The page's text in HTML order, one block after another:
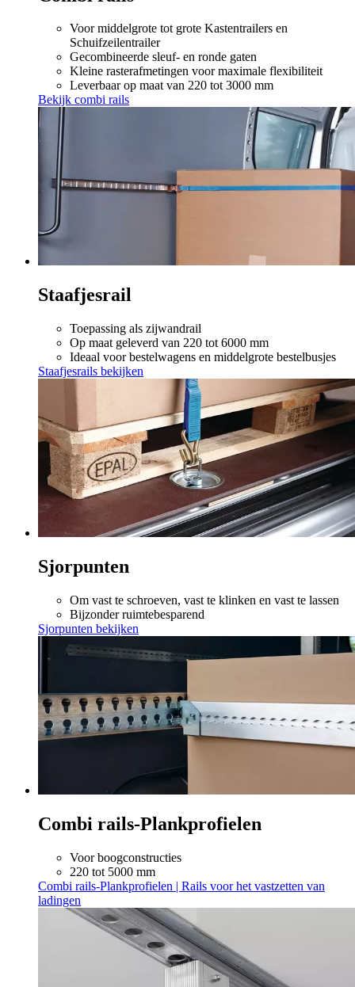
Voor middelgrote tot grote Kastentrailers en
Schuifzeilentrailer
Gecombineerde sleuf- en ronde gaten
Kleine rasterafmetingen voor maximale flexibiliteit
Leverbaar op maat van 220 tot 3000 mm
Bekijk combi rails
Staafjesrail
Toepassing als zijwandrail
Op maat geleverd van 220 tot 6000 mm
Ideaal voor bestelwagens en middelgrote bestelbusjes
Staafjesrails bekijken
Sjorpunten
Om vast te schroeven, vast te klinken en vast te lassen
Bijzonder ruimtebesparend
Sjorpunten bekijken
Combi rails-Plankprofielen
Voor boogconstructies
220 tot 5000 mm
Combi rails-Plankprofielen | Rails voor het vastzetten van
ladingen